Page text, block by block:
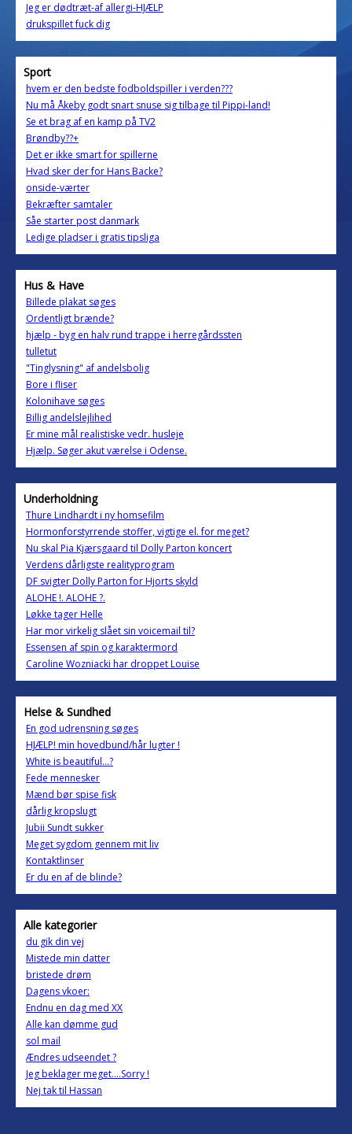
Jeg er dødtræt-af allergi-HJÆLP
drukspillet fuck dig
Sport
hvem er den bedste fodboldspiller i verden???
Nu må Åkeby godt snart snuse sig tilbage til Pippi-land!
Se et brag af en kamp på TV2
Brøndby??+
Det er ikke smart for spillerne
Hvad sker der for Hans Backe?
onside-værter
Bekræfter samtaler
Såe starter post danmark
Ledige pladser i gratis tipsliga
Hus & Have
Billede plakat søges
Ordentligt brænde?
hjælp - byg en halv rund trappe i herregårdssten
tulletut
"Tinglysning" af andelsbolig
Bore i fliser
Kolonihave søges
Billig andelslejlihed
Er mine mål realistiske vedr. husleje
Hjælp. Søger akut værelse i Odense.
Underholdning
Thure Lindhardt i ny homsefilm
Hormonforstyrrende stoffer, vigtige el. for meget?
Nu skal Pia Kjærsgaard til Dolly Parton koncert
Verdens dårligste realityprogram
DF svigter Dolly Parton for Hjorts skyld
ALOHE !. ALOHE ?.
Løkke tager Helle
Har mor virkelig slået sin voicemail til?
Essensen af spin og karaktermord
Caroline Wozniacki har droppet Louise
Helse & Sundhed
En god udrensning søges
HJÆLP! min hovedbund/hår lugter !
White is beautiful...?
Fede mennesker
Mænd bør spise fisk
dårlig kropslugt
Jubii Sundt sukker
Meget sygdom gennem mit liv
Kontaktlinser
Er du en af de blinde?
Alle kategorier
du gik din vej
Mistede min datter
bristede drøm
Dagens vkoer:
Endnu en dag med XX
Alle kan dømme gud
sol mail
Ændres udseendet ?
Jeg beklager meget....Sorry !
Nej tak til Hassan